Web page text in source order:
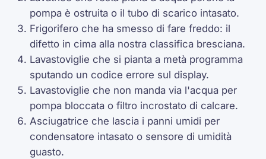
pompa è ostruita o il tubo di scarico intasato.
Frigorifero che ha smesso di fare freddo: il
difetto in cima alla nostra classifica bresciana.
Lavastoviglie che si pianta a metà programma
sputando un codice errore sul display.
Lavastoviglie che non manda via l'acqua per
pompa bloccata o filtro incrostato di calcare.
Asciugatrice che lascia i panni umidi per
condensatore intasato o sensore di umidità
guasto.